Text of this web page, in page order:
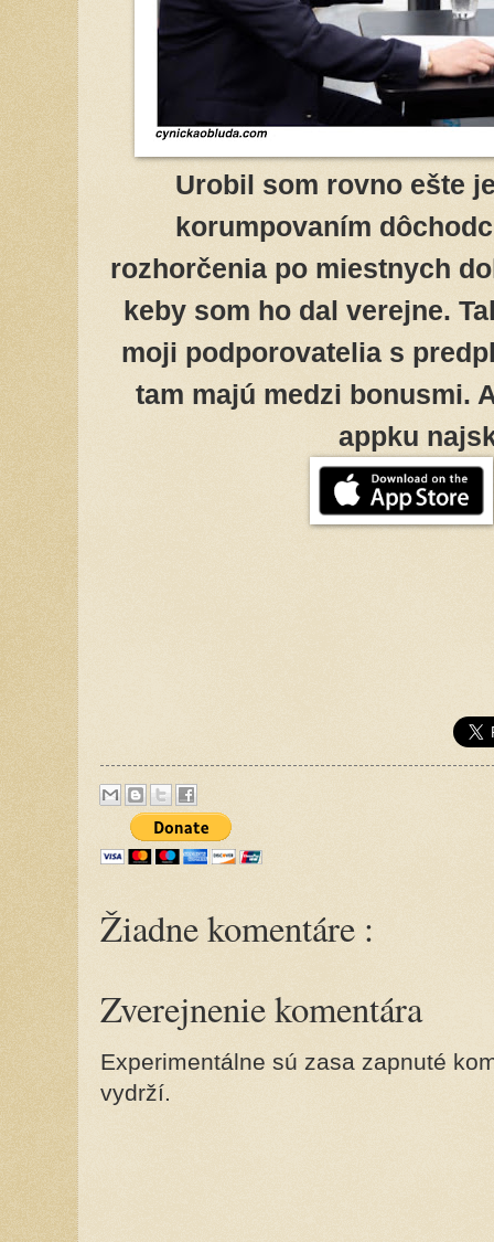
Urobil som rovno ešte
korumpovaním
rozhorčenia po miestnych
keby som ho dal verejne.
moji podporovatelia s
tam majú medzi bonusmi.
appku
Žiadne komentáre :
Zverejnenie komentára
Experimentálne sú zasa zapnuté
vydrží.